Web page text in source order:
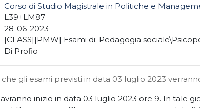
Corso di Studio Magistrale in Politiche e
L39+LM87
28-06-2023
[CLASS][PMW] Esami di: Pedagogia
Di Profio
gli esami previsti in data 03 luglio 2023
avranno inizio in data 03 luglio 2023 ore 9. In tale